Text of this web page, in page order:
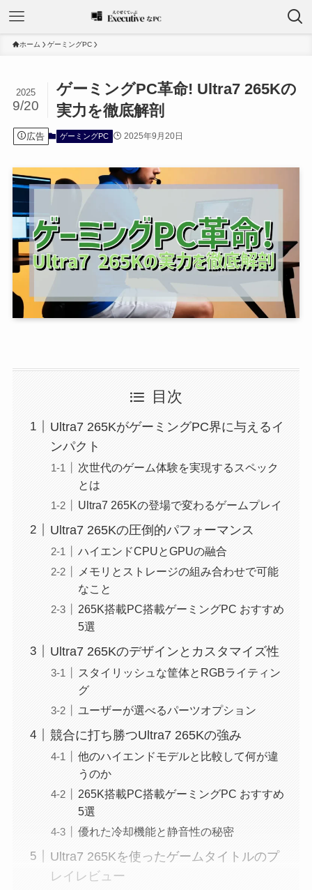
ホーム ゲーミングPC
ゲーミングPC革命! Ultra7 265Kの
実力を徹底解剖
2025
9/20
広告 ゲーミングPC 2025年9月20日
目次
Ultra7 265KがゲーミングPC界に与えるイ
ンパクト
次世代のゲーム体験を実現するスペック
とは
Ultra7 265Kの登場で変わるゲームプレイ
Ultra7 265Kの圧倒的パフォーマンス
ハイエンドCPUとGPUの融合
メモリとストレージの組み合わせで可能
なこと
265K搭載PC搭載ゲーミングPC おすすめ
5選
Ultra7 265Kのデザインとカスタマイズ性
スタイリッシュな筐体とRGBライティン
グ
ユーザーが選べるパーツオプション
競合に打ち勝つUltra7 265Kの強み
他のハイエンドモデルと比較して何が違
うのか
265K搭載PC搭載ゲーミングPC おすすめ
5選
優れた冷却機能と静音性の秘密
Ultra7 265Kを使ったゲームタイトルのプ
レイレビュー